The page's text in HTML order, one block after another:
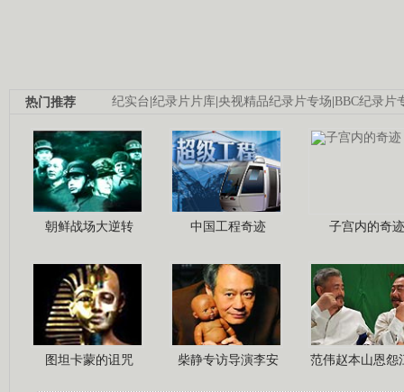
纪实台 纪录片片库 央视精品纪录片专场 BBC纪录片
热门推荐
朝鲜战场大逆转 中国工程奇迹 子宫内的奇迹
图坦卡蒙的诅咒 柴静专访导演李安 范伟赵本山恩怨